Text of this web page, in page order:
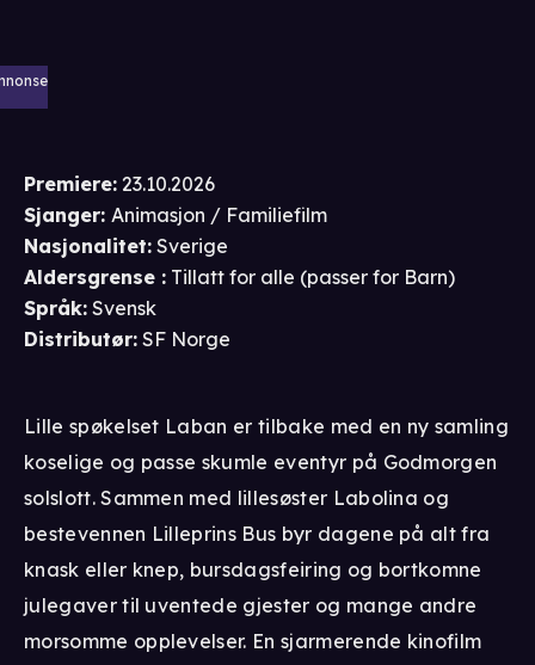
Premiere: 23.10.2026
Sjanger: Animasjon / Familiefilm
Nasjonalitet: Sverige
Aldersgrense : Tillatt for alle (passer for Barn)
Språk: Svensk
Distributør: SF Norge
Lille spøkelset Laban er tilbake med en ny samling
koselige og passe skumle eventyr på Godmorgen
solslott. Sammen med lillesøster Labolina og
bestevennen Lilleprins Bus byr dagene på alt fra
knask eller knep, bursdagsfeiring og bortkomne
julegaver til uventede gjester og mange andre
morsomme opplevelser. En sjarmerende kinofilm